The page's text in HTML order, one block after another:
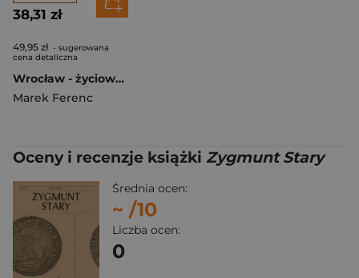
38,31 zł
49,95 zł - sugerowana
cena detaliczna
Wrocław - życiowy przystanek
Marek Ferenc
Oceny i recenzje książki Zygmunt Stary
Średnia ocen:
~ /10
Liczba ocen:
0